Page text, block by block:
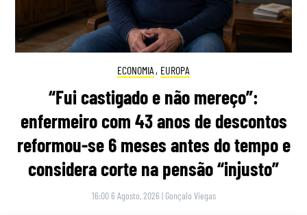
ECONOMIA , EUROPA
“Fui castigado e não mereço”:
enfermeiro com 43 anos de descontos
reformou-se 6 meses antes do tempo e
considera corte na pensão “injusto”
16:00 6 Agosto, 2026 | Gonçalo Viegas